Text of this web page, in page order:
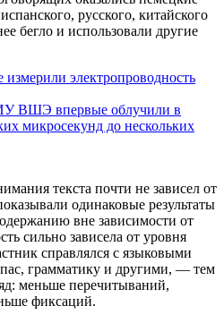
русского, китайского
бегло и использовали другие
электропроводность
ВШЭ впервые облучили в
микросекунд до нескольких
текста почти не зависел от
одинаковые результаты
вне зависимости от
сильно зависела от уровня
справлялся с языковыми
грамматику и другими, — тем
меньше перечитываний,
фиксаций.